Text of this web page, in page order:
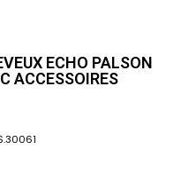
ECHO PALSON
ACCESSOIRES